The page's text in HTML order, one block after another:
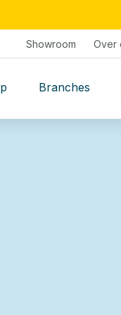
Showroom Over
Branches